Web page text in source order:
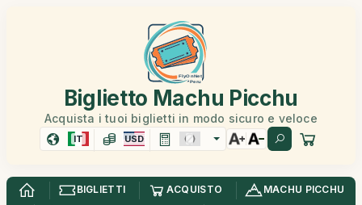
Biglietto Machu Picchu
Acquista i tuoi biglietti in modo sicuro e veloce
IT USD
BIGLIETTI ACQUISTO
MACHU PICCHU